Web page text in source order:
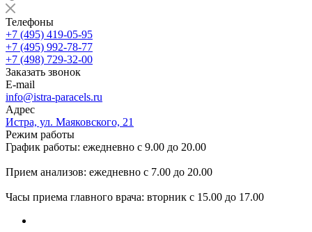
Телефоны
+7 (495) 419-05-95
+7 (495) 992-78-77
+7 (498) 729-32-00
Заказать звонок
E-mail
info@istra-paracels.ru
Адрес
Истра, ул. Маяковского, 21
Режим работы
График работы: ежедневно с 9.00 до 20.00
Прием анализов: ежедневно с 7.00 до 20.00
Часы приема главного врача: вторник с 15.00 до 17.00